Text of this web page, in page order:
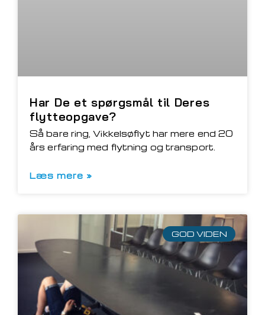
Har De et spørgsmål til Deres
flytteopgave?
Så bare ring, Vikkelsøflyt har mere end 20
års erfaring med flytning og transport.
Læs mere »
GOD VIDEN